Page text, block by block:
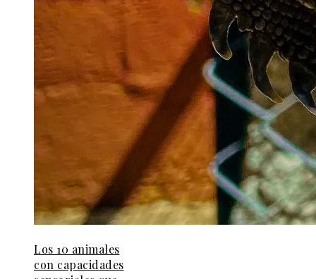
Los 10 animales
con capacidades